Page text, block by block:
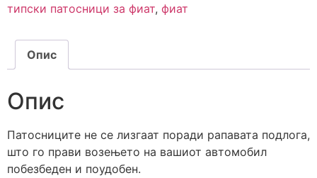
типски патосници за фиат, фиат
Опис
Опис
Патосниците не се лизгаат поради рапавата подлога,
што го прави возењето на вашиот автомобил
побезбеден и поудобен.